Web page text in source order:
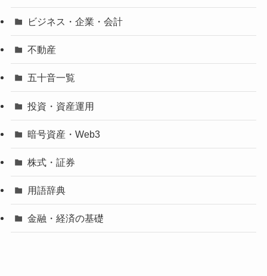
ビジネス・企業・会計
不動産
五十音一覧
投資・資産運用
暗号資産・Web3
株式・証券
用語辞典
金融・経済の基礎